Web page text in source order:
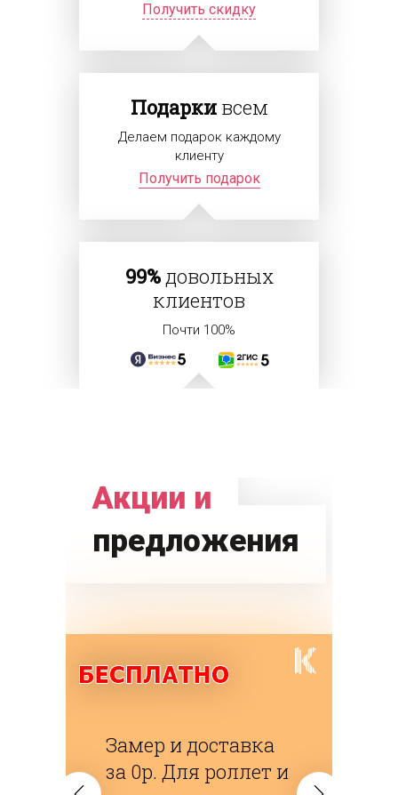
Получить скидку
Подаркивсем
Делаем подарок каждому
клиенту
Получить подарок
99%довольных
клиентов
Почти 100%
Акции и
предложения
Замер и доставка
за 0р. Для роллет и